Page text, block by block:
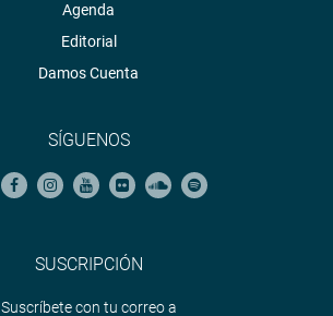
Agenda
Editorial
Damos Cuenta
SÍGUENOS
SUSCRIPCIÓN
Suscríbete con tu correo a